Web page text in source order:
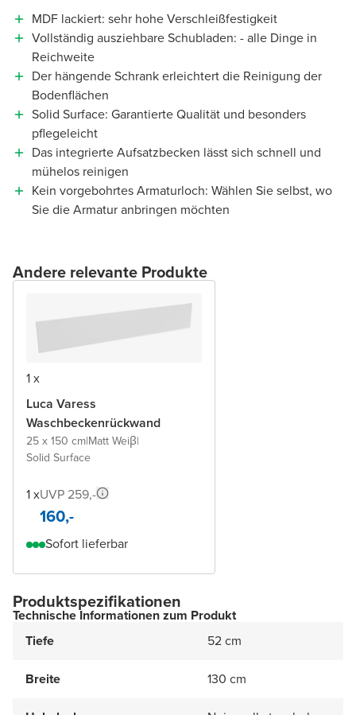
MDF lackiert: sehr hohe Verschleißfestigkeit
Vollständig ausziehbare Schubladen: - alle Dinge in
Reichweite
Der hängende Schrank erleichtert die Reinigung der
Bodenflächen
Solid Surface: Garantierte Qualität und besonders
pflegeleicht
Das integrierte Aufsatzbecken lässt sich schnell und
mühelos reinigen
Kein vorgebohrtes Armaturloch: Wählen Sie selbst, wo
Sie die Armatur anbringen möchten
Andere relevante Produkte
1 x
Luca Varess
Waschbeckenrückwand
25 x 150 cm|Matt Weiβ|
Solid Surface
1 xUVP 259,-
160,-
Sofort lieferbar
Produktspezifikationen
Technische Informationen zum Produkt
Tiefe
52 cm
Breite 130 cm